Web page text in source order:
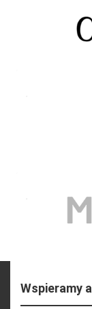
Wspieramy